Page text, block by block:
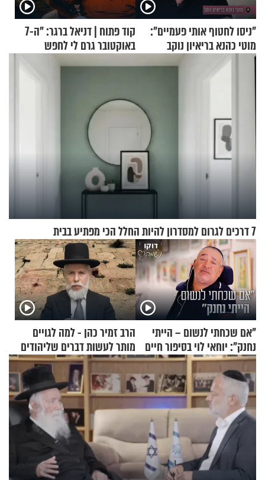
"ניסו לחטוף אותי פעמיים":
מוטי כהנא בריאיון נוקב
קוד פתוח | דניאל ברגר: "ה-7
באוקטובר גרם לי לחפש
תשובות"
7 דרכים לגרום למסדרון להיות החלל הכי מפתיע בבית
"אם שכחתי לנשום – הייתי
נחנק": יוחאי לוי בסיפור חיים
מעורר השראה
הרב זמיר כהן - למה לגויים
מותר לעשות דברים שליהודים
אסור?